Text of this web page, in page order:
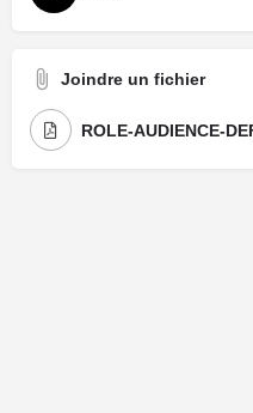
Joindre un fichier
ROLE-AUDIENCE-